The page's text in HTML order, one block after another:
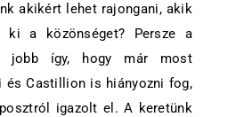
akikért lehet rajongani, akik
ki a közönséget? Persze a
jobb így, hogy már most
és Castillion is hiányozni fog,
igazolt el. A keretünk